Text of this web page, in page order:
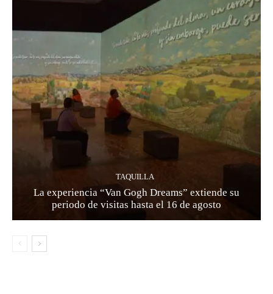
TAQUILLA
La experiencia “Van Gogh Dreams” extiende su
periodo de visitas hasta el 16 de agosto